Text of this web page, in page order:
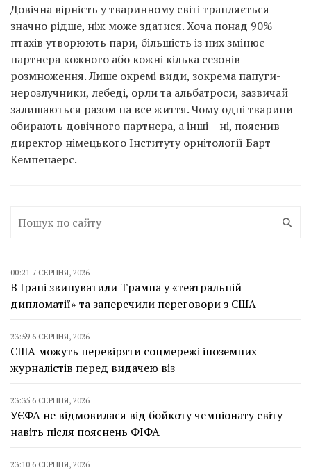
Довічна вірність у тваринному світі трапляється
значно рідше, ніж може здатися. Хоча понад 90%
птахів утворюють пари, більшість із них змінює
партнера кожного або кожні кілька сезонів
розмноження. Лише окремі види, зокрема папуги-
нерозлучники, лебеді, орли та альбатроси, зазвичай
залишаються разом на все життя. Чому одні тварини
обирають довічного партнера, а інші – ні, пояснив
директор німецького Інституту орнітології Барт
Кемпенаерс.
00:21 7 СЕРПНЯ, 2026
В Ірані звинуватили Трампа у «театральній
дипломатії» та заперечили переговори з США
23:59 6 СЕРПНЯ, 2026
США можуть перевіряти соцмережі іноземних
журналістів перед видачею віз
23:35 6 СЕРПНЯ, 2026
УЄФА не відмовилася від бойкоту чемпіонату світу
навіть після пояснень ФІФА
23:10 6 СЕРПНЯ, 2026